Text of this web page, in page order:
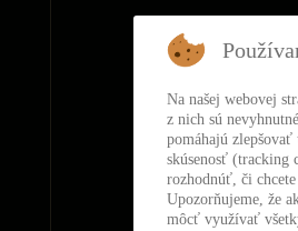
Na našej webovej
z nich sú
pomáhajú
skúsenosť (tracking
rozhodnúť, či
Upozorňujeme, že
môcť využívať